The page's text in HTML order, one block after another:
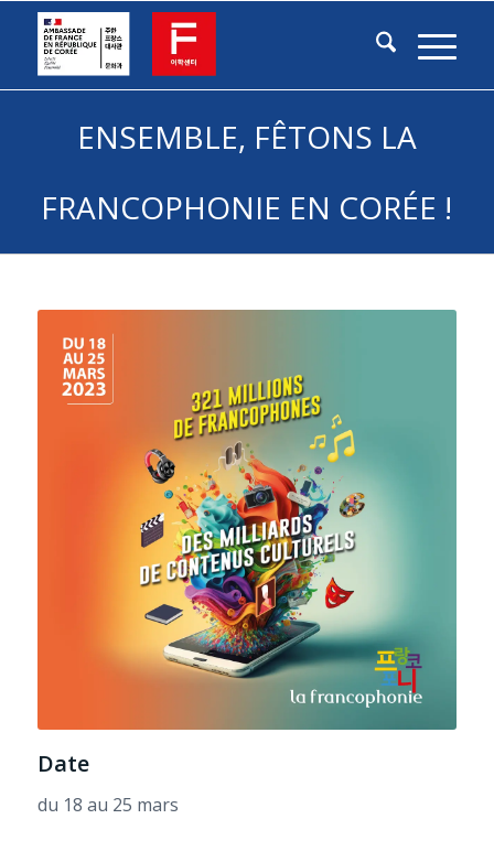
ENSEMBLE, FÊTONS LA
FRANCOPHONIE EN CORÉE !
Date
du 18 au 25 mars